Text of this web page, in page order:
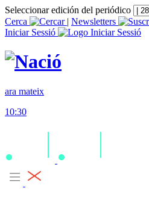
Seleccionar edición del periódico
Cerca
| Newsletters
Iniciar Sessió
ara mateix
10:30